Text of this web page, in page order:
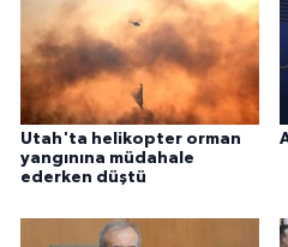
Utah'ta helikopter orman
yangınına müdahale
ederken düştü